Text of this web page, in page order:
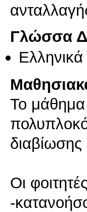
Γλώσσα
Ελληνικά
Το μάθημα
Οι
-